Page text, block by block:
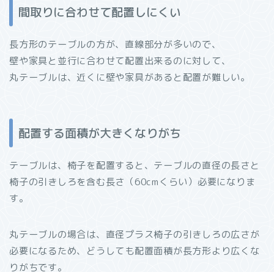
間取りに合わせて配置しにくい
長方形のテーブルの方が、直線部分が多いので、
壁や家具と並行に合わせて配置出来るのに対して、
丸テーブルは、近くに壁や家具があると配置が難しい。
配置する面積が大きくなりがち
テーブルは、椅子を配置すると、テーブルの直径の長さと
椅子の引きしろを含む長さ（60cmくらい）必要になりま
す。
丸テーブルの場合は、直径プラス椅子の引きしろの広さが
必要になるため、どうしても配置面積が長方形より広くな
りがちです。